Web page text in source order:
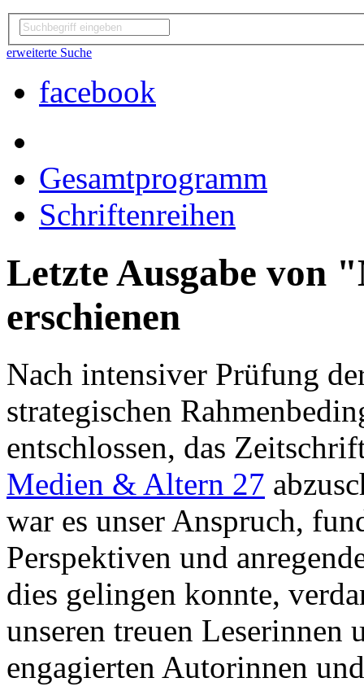
erweiterte Suche
facebook
Gesamtprogramm
Schriftenreihen
Letzte Ausgabe von
erschienen
Nach intensiver Prüfung
strategischen
entschlossen, das
Medien & Altern 27
war es unser Anspruch,
Perspektiven und
dies gelingen konnte,
unseren treuen Leserinnen
engagierten Autorinnen